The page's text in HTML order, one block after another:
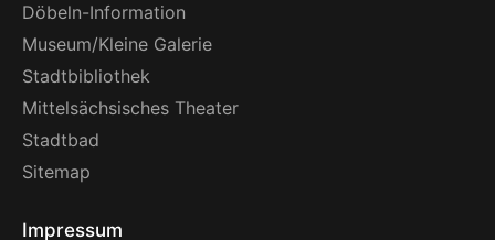
Döbeln-Information
Museum/Kleine Galerie
Stadtbibliothek
Mittelsächsisches Theater
Stadtbad
Sitemap
Impressum